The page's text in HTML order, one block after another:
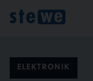
content
ELEKTRONIK